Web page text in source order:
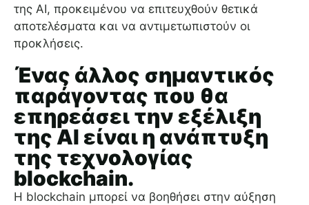
της AI, προκειμένου να επιτευχθούν θετικά
αποτελέσματα και να αντιμετωπιστούν οι
προκλήσεις.
Ένας άλλος σημαντικός
παράγοντας που θα
επηρεάσει την εξέλιξη
της AI είναι η ανάπτυξη
της τεχνολογίας
blockchain.
Η blockchain μπορεί να βοηθήσει στην αύξηση